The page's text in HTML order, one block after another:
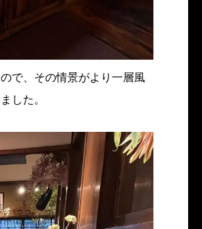
で、その情景がより一層風
した。